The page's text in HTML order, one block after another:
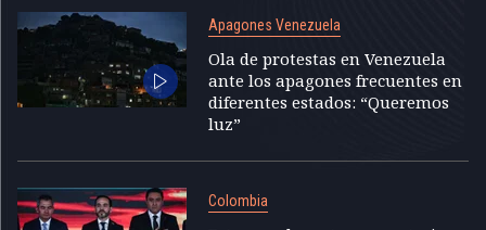
Apagones Venezuela
Ola de protestas en Venezuela
ante los apagones frecuentes en
diferentes estados: “Queremos
luz”
Colombia